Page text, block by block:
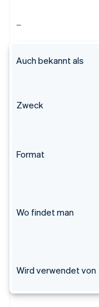
Auch bekannt als
Zweck
Format
Wo findet man
Wird verwendet von